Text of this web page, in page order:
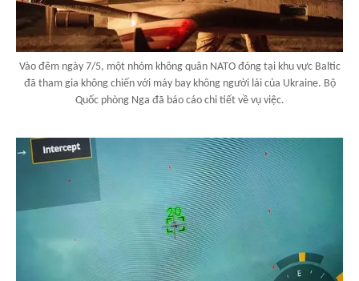
Vào đêm ngày 7/5, một nhóm không quân NATO đóng tại khu vực Baltic
đã tham gia không chiến với máy bay không người lái của Ukraine. Bộ
Quốc phòng Nga đã báo cáo chi tiết về vụ việc.